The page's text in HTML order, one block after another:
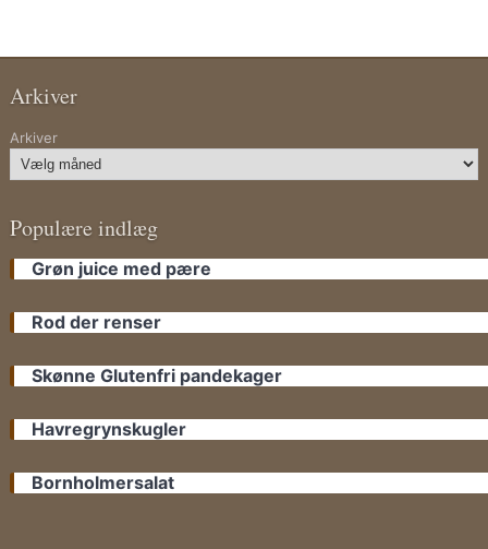
Arkiver
Arkiver
Populære indlæg
Grøn juice med pære
Rod der renser
Skønne Glutenfri pandekager
Havregrynskugler
Bornholmersalat